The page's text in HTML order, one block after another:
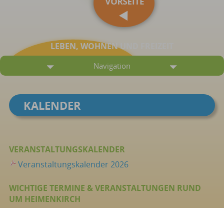
LEBEN, WOHNEN UND FREIZEIT
Navigation
KALENDER
VERANSTALTUNGSKALENDER
Veranstaltungskalender 2026
WICHTIGE TERMINE & VERANSTALTUNGEN RUND
UM HEIMENKIRCH